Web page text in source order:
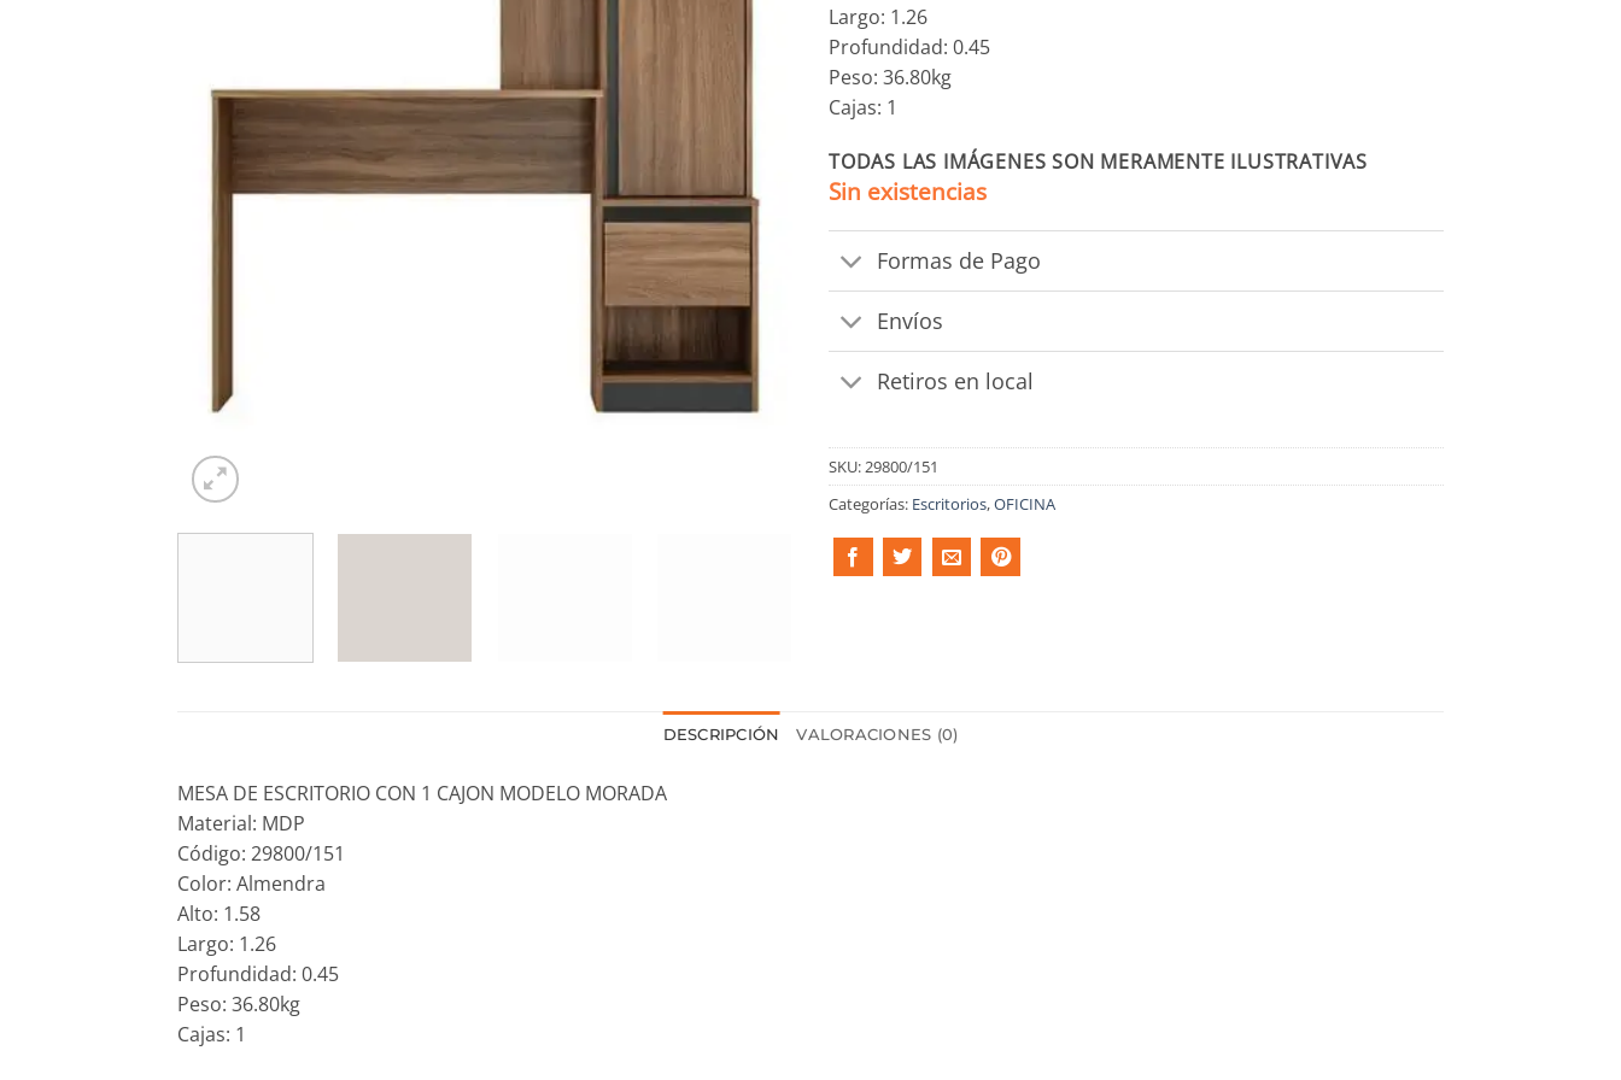
Largo: 1.26
Profundidad: 0.45
Peso: 36.80kg
Cajas: 1
TODAS LAS IMÁGENES SON MERAMENTE ILUSTRATIVAS
Sin existencias
Formas de Pago
Envíos
Retiros en local
SKU:29800/151
Categorías: Escritorios,OFICINA
DESCRIPCIÓN VALORACIONES (0)
MESA DE ESCRITORIO CON 1 CAJON MODELO MORADA
Material: MDP
Código: 29800/151
Color: Almendra
Alto: 1.58
Largo: 1.26
Profundidad: 0.45
Peso: 36.80kg
Cajas: 1